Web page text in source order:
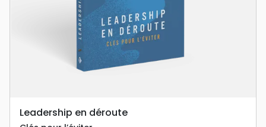
Leadership en déroute